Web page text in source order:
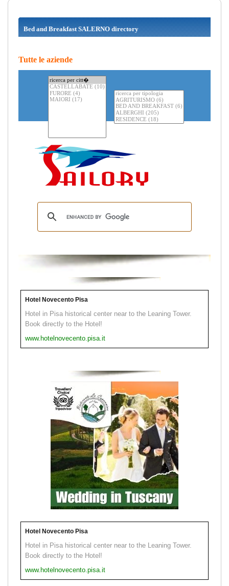
Bed and Breakfast SALERNO directory
Tutte le aziende
Hotel Novecento Pisa
Hotel in Pisa historical center near to the Leaning Tower.
Book directly to the Hotel!
www.hotelnovecento.pisa.it
Hotel Novecento Pisa
Hotel in Pisa historical center near to the Leaning Tower.
Book directly to the Hotel!
www.hotelnovecento.pisa.it